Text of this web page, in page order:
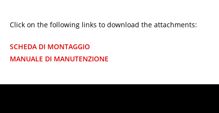
Click on the following links to download the attachments:
SCHEDA DI MONTAGGIO
MANUALE DI MANUTENZIONE